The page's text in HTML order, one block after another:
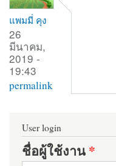
แพมมี่ คุง
26
มีนาคม,
2019 -
19:43
permalink
User login
ชื่อผู้ใช้งาน*